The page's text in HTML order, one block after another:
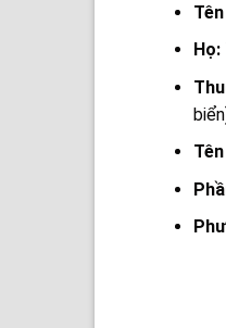
Họ: